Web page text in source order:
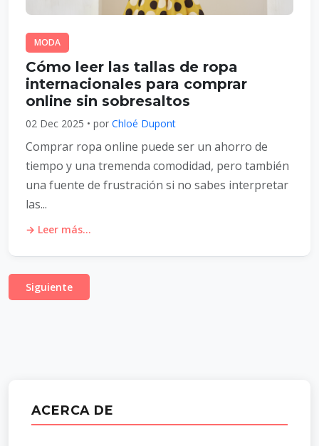
MODA
Cómo leer las tallas de ropa
internacionales para comprar
online sin sobresaltos
02 Dec 2025 • por Chloé Dupont
Comprar ropa online puede ser un ahorro de
tiempo y una tremenda comodidad, pero también
una fuente de frustración si no sabes interpretar
las...
→ Leer más...
Siguiente
ACERCA DE